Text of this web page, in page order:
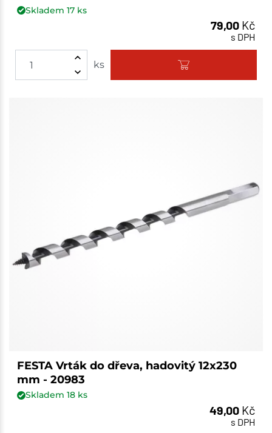
Skladem 17ks
79,00 Kč
s DPH
ks
FESTA Vrták do dřeva, hadovitý 12x230
mm - 20983
Skladem 18ks
49,00 Kč
s DPH